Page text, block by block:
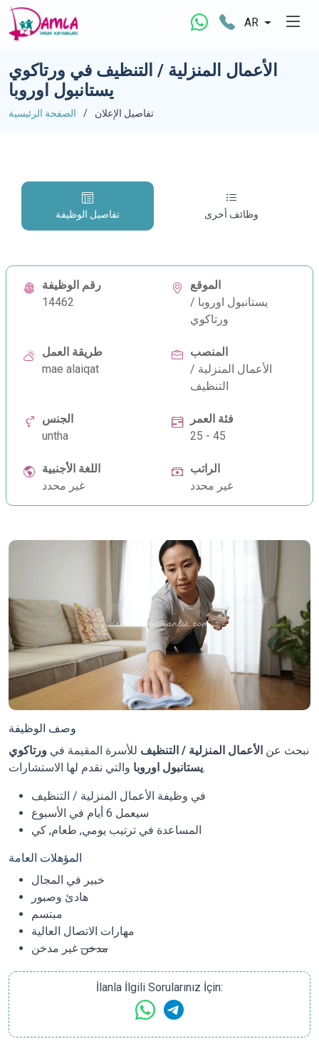
AR
الأعمال المنزلية / التنظيف في ورتاكوي
يستانبول اوروبا
الصفحة الرئيسية تفاصيل الإعلان
تفاصيل الوظيفة وظائف أخرى
رقم الوظيفة
14462
الموقع
يستانبول اوروبا /
ورتاكوي
طريقة العمل
mae alaiqat
المنصب
الأعمال المنزلية /
التنظيف
الجنس
untha
فئة العمر
25 - 45
اللغة الأجنبية
غير محدد
الراتب
غير محدد
وصف الوظيفة
نبحث عن الأعمال المنزلية / التنظيف للأسرة المقيمة في ورتاكوي
يستانبول اوروباوالتي نقدم لها الاستشارات.
في وظيفة الأعمال المنزلية / التنظيف
سيعمل 6 أيام في الأسبوع
المساعدة في ترتيب يومي, طعام, كي
المؤهلات العامة
خبير في المجال
هادئ وصبور
مبتسم
مهارات الاتصال العالية
مدخن غير مدخن
İlanla İlgili Sorularınız İçin: